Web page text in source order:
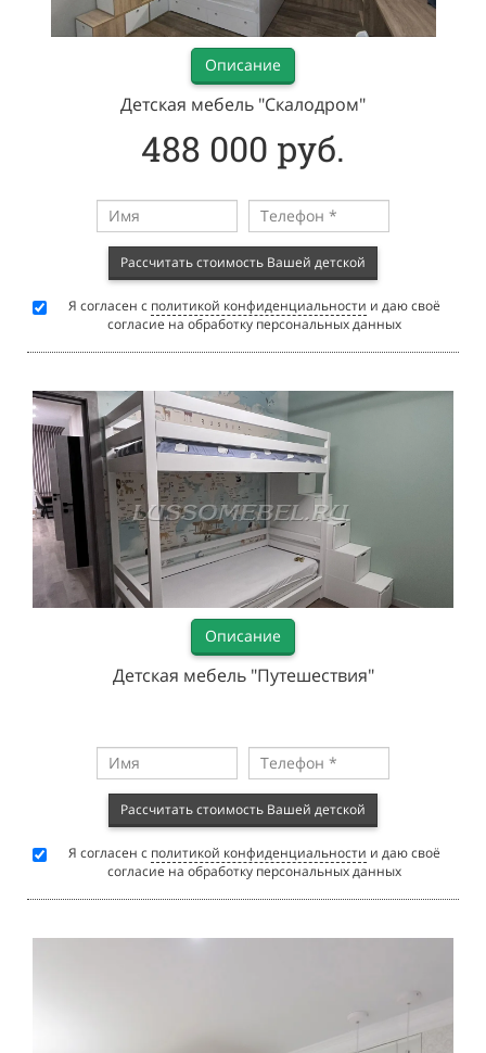
Описание
Детская мебель "Скалодром"
488 000 руб.
Рассчитать стоимость Вашей детской
Я согласен с политикой конфиденциальности и даю своё
согласие на обработку персональных данных
Описание
Детская мебель "Путешествия"
Рассчитать стоимость Вашей детской
Я согласен с политикой конфиденциальности и даю своё
согласие на обработку персональных данных